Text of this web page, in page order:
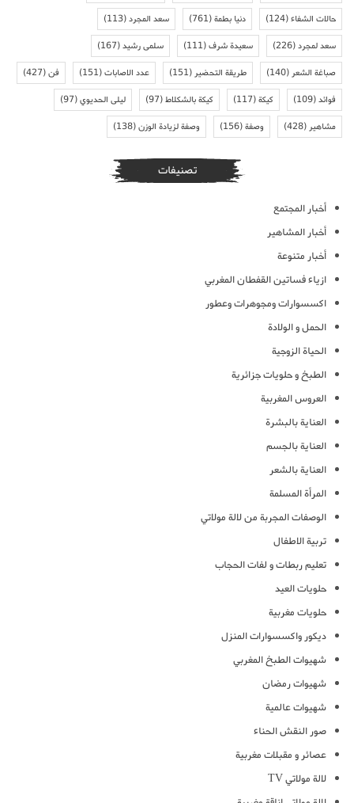
حالات الشفاء(124) دنيا بطمة(761) سعد المجرد(113)
سعد لمجرد(226) سعيدة شرف(111) سلمى رشيد(167)
صباغة الشعر(140) طريقة التحضير(151) عدد الاصابات(151) فن(427)
فوائد(109) كيكة(117) كيكة بالشكلاط(97) ليلى الحديوي(97)
مشاهير(428) وصفة(156) وصفة لزيادة الوزن(138)
تصنيفات
أخبار المجتمع
أخبار المشاهير
أخبار متنوعة
ازياء فساتين القفطان المغربي
اكسسوارات ومجوهرات وعطور
الحمل و الولادة
الحياة الزوجية
الطبخ و حلويات جزائرية
العروس المغربية
العناية بالبشرة
العناية بالجسم
العناية بالشعر
المرأة المسلمة
الوصفات المجربة من لالة مولاتي
تربية الاطفال
تعليم ربطات و لفات الحجاب
حلويات العيد
حلويات مغربية
ديكور واكسسوارات المنزل
شهيوات الطبخ المغربي
شهيوات رمضان
شهيوات عالمية
صور النقش الحناء
عصائر و مقبلات مغربية
لالة مولاتي TV